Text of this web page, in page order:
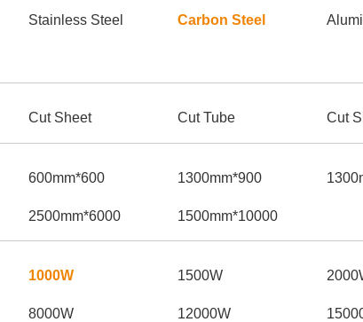
Stainless Steel Carbon Steel
Cut Sheet Cut Tube Cut
600*600mm 900*1300mm
6000*2500mm 10000*1500mm
1000W 1500W
8000W 12000W